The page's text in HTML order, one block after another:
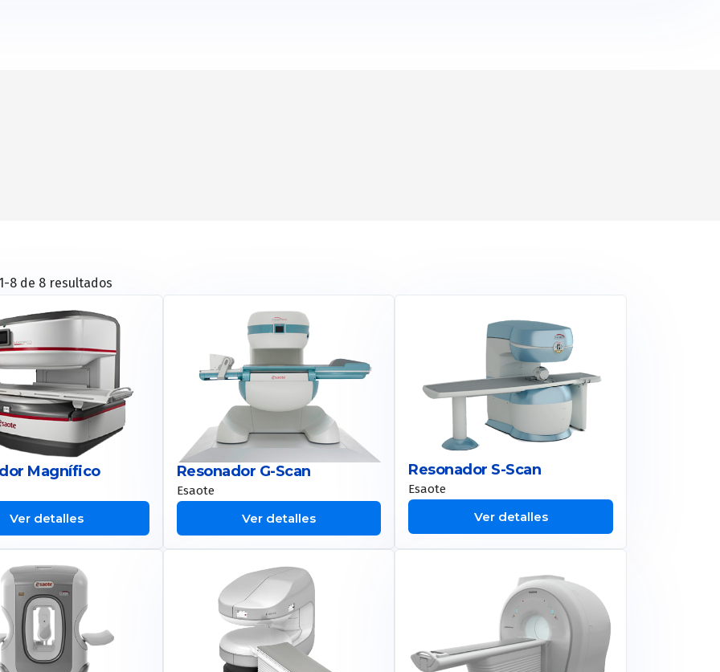
8 de 8 resultados
Magnífico
Ver detalles
Resonador G-Scan
Esaote
Ver detalles
Resonador S-Scan
Esaote
Ver detalles